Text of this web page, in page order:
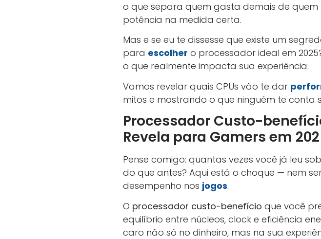
o que separa quem gasta demais de
potência na medida certa.
Mas e se eu te dissesse que existe um
para escolher o processador ideal em
o que realmente impacta sua experiência.
Vamos revelar quais CPUs vão te dar
mitos e mostrando o que ninguém te
Processador Custo-
Revela para Gamers em
Pense comigo: quantas vezes você já leu
do que antes? Aqui está o choque — nem
desempenho nos jogos.
O processador custo-benefício que você
equilíbrio entre núcleos, clock e eficiência
caro não só no dinheiro, mas na sua